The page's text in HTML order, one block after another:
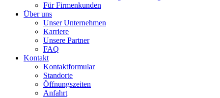
Für Firmenkunden
Über uns
Unser Unternehmen
Karriere
Unsere Partner
FAQ
Kontakt
Kontaktformular
Standorte
Öffnungszeiten
Anfahrt